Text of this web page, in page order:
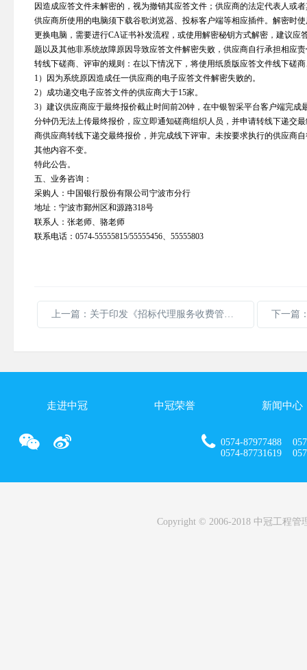
因造成应答文件未解密的，视为撤销其应答文件；供应商的法定代表人或
供应商所使用的电脑须下载谷歌浏览器、投标客户端等相应插件。解密时
更换电脑，需要进行CA证书补发流程，或使用解密秘钥方式解密，建议应
题以及其他非系统故障原因导致应答文件解密失败，供应商自行承担相应
转线下磋商、评审的规则：在以下情况下，将使用纸质版应答文件线下磋
1）因为系统原因造成任一供应商的电子应答文件解密失败的。
2）成功递交电子应答文件的供应商大于15家。
3）建议供应商应于最终报价截止时间前20钟，在中银智采平台客户端完
分钟仍无法上传最终报价，应立即通知磋商组织人员，并申请转线下递交
商供应商转线下递交最终报价，并完成线下评审。未按要求执行的供应商
其他内容不变。
特此公告。
五、业务咨询：
采购人：中国银行股份有限公司宁波市分行
地址：宁波市鄞州区和源路318号
联系人：张老师、骆老师
联系电话：0574-55555815/55555456、55555803
上一篇：关于印发《招标代理服务收费管理暂行办法》的通知
走进中冠 中冠荣誉 新闻中心
0574-87977488
0574-87731619
Copyright © 2006-2018 中冠工程管